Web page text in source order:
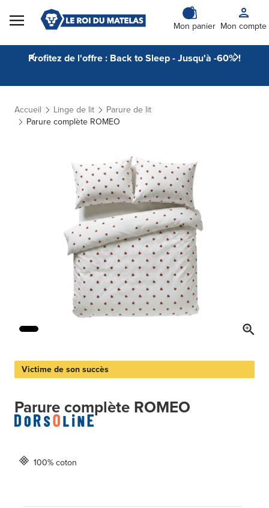
Skip to Content
Mon panier Mon compte
Profitez de l'offre : Back to Sleep - Jusqu'à -60% !
Accueil Linge de lit
Parure de lit
Parure complète ROMEO
Victime de son succès
Parure complète ROMEO
100% coton